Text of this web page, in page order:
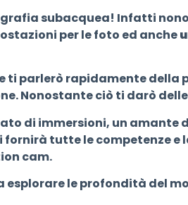
subacquea! Infatti
per le foto ed anche
ti parlerò rapidamente
Nonostante ciò ti darò
di immersioni, un amante
fornirà tutte le competenze
cam.
esplorare le profondità del